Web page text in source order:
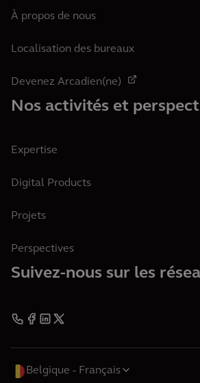
À propos de nous
Localisation des bureaux
Devenez Arcadien(ne)
Nos activités et
Expertise
Digital Products
Projets
Perspectives
Suivez-nous sur les
Belgique Français